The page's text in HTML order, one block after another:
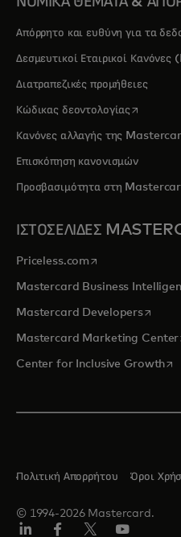
Απόρρητο και ευθύνη για τα
Δεσμευτικοί Εταιρικοί Κανόνες
Διατραπεζικές προμήθειες
Κώδικας δεοντολογίαςopens in
Κανόνες αλλαγής της
Επισκόπηση κανονισμών
Προσβασιμότητα στη
ΙΣΤΟΣΕΛΙΔΕΣ
Priceless.com opens in a new
Mastercard Business
Mastercard Developersopens
Mastercard Marketing Center
Center for Inclusive Growth
© 1994-2026 Mastercard.
Πολιτική Απορρήτου Όροι